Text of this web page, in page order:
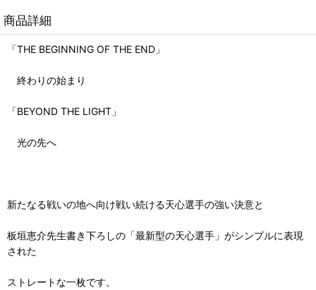
商品詳細
「THE BEGINNING OF THE END」
終わりの始まり
「BEYOND THE LIGHT」
光の先へ
新たなる戦いの地へ向け戦い続ける天心選手の強い決意と
板垣恵介先生書き下ろしの「最新型の天心選手」がシンプルに表現
された
ストレートな一枚です。